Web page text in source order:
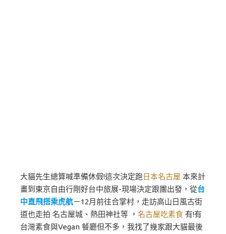
大貓先生總算喊準備休假!這次決定跑 日本名古屋 本來計
畫到東京自由行剛好台中旅展-現場決定跟團出發，從台
中直飛搭乘虎航－12月前往合掌村，走訪高山日風古街
道也走拍 名古屋城、熱田神社等 ， 名古屋吃素食 有!有
台灣素食與Vegan 餐廳但不多，我找了幾家跟大貓最後